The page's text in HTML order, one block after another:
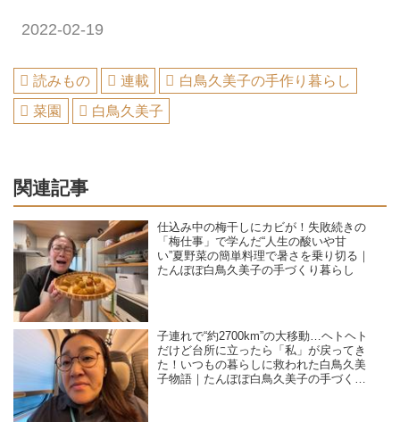
2022-02-19
読みもの 連載
白鳥久美子の手作り暮らし
菜園
白鳥久美子
関連記事
仕込み中の梅干しにカビが！失敗続きの
「梅仕事」で学んだ“人生の酸いや甘
い”夏野菜の簡単料理で暑さを乗り切る｜
たんぽぽ白鳥久美子の手づくり暮らし
子連れで“約2700km”の大移動…ヘトヘト
だけど台所に立ったら「私」が戻ってき
た！いつもの暮らしに救われた白鳥久美
子物語｜たんぽぽ白鳥久美子の手づくり